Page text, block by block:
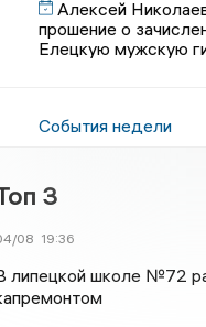
Алексей
прошение о
Елецкую мужскую
События недели
3
08 19:36
липецкой школе №72